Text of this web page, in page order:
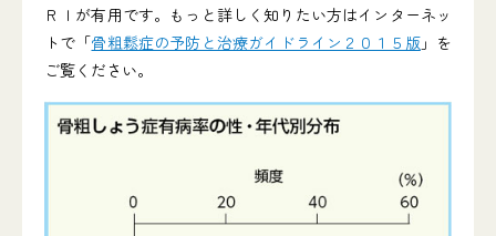
ＲＩが有用です。もっと詳しく知りたい方はインターネッ
トで「骨粗鬆症の予防と治療ガイドライン２０１５版」を
ご覧ください。